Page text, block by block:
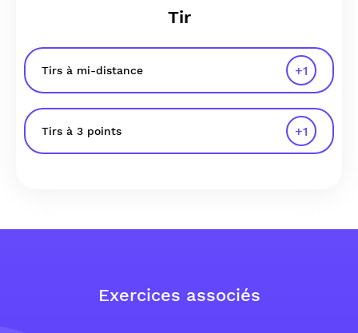
Tir
Tirs à mi-distance +1
Tirs à 3 points +1
Exercices associés